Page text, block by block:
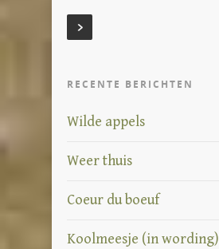
RECENTE BERICHTEN
Wilde appels
Weer thuis
Coeur du boeuf
Koolmeesje (in wording)